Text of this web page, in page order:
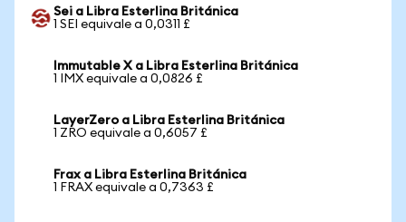
Sei a Libra Esterlina Británica
1 SEI equivale a 0,0311 £
Immutable X a Libra Esterlina Británica
1 IMX equivale a 0,0826 £
LayerZero a Libra Esterlina Británica
1 ZRO equivale a 0,6057 £
Frax a Libra Esterlina Británica
1 FRAX equivale a 0,7363 £